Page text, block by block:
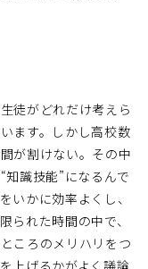
徒がどれだけ考えら
ます。しかし高校数
が割けない。その中
識技能”になるんで
いかに効率よくし、
られた時間の中で、
ころのメリハリをつ
上げるかがよく議論